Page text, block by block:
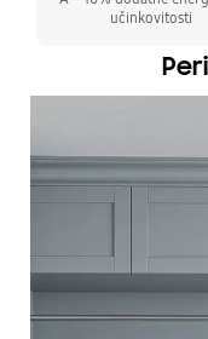
učinkovitosti